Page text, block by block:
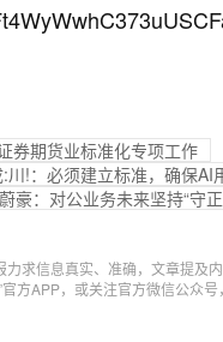
券期货业标准化专项工作
川!：必须建立标准，确保AI
豪：对公业务未来坚持“守
力求信息真实、准确，文章提及
官方APP，或关注官方微信公众